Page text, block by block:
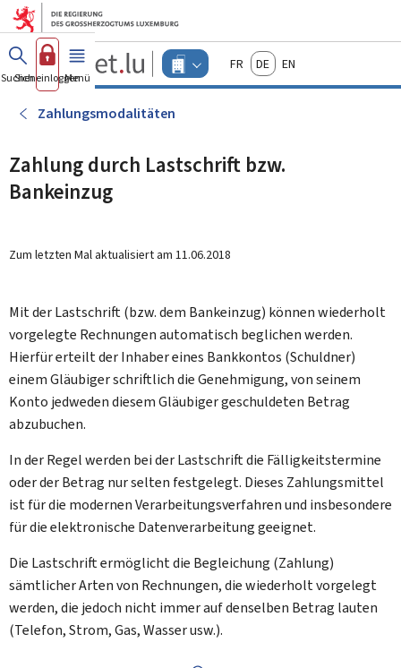
Zum Hauptmenü
Zum Inhalt
Guichet.lu
Changer
d'espace
actif
FrançaisDeutschEnglish
Suchen
Sich einloggen
Menü Haupt-
Zahlungsmodalitäten
Zahlung durch Lastschrift bzw.
Bankeinzug
Zum letzten Mal aktualisiert am 11.06.2018
Mit der Lastschrift (bzw. dem Bankeinzug) können wiederholt
vorgelegte Rechnungen automatisch beglichen werden.
Hierfür erteilt der Inhaber eines Bankkontos (Schuldner)
einem Gläubiger schriftlich die Genehmigung, von seinem
Konto jedweden diesem Gläubiger geschuldeten Betrag
abzubuchen.
In der Regel werden bei der Lastschrift die Fälligkeitstermine
oder der Betrag nur selten festgelegt. Dieses Zahlungsmittel
ist für die modernen Verarbeitungsverfahren und insbesondere
für die elektronische Datenverarbeitung geeignet.
Die Lastschrift ermöglicht die Begleichung (Zahlung)
sämtlicher Arten von Rechnungen, die wiederholt vorgelegt
werden, die jedoch nicht immer auf denselben Betrag lauten
(Telefon, Strom, Gas, Wasser usw.).